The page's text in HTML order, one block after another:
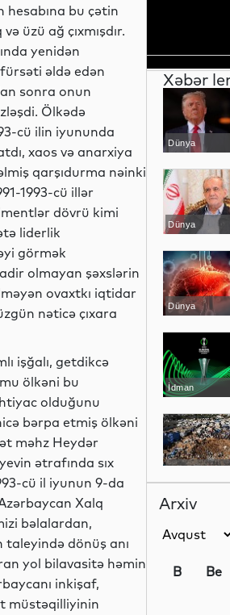
hesabına bu çətin
üzü ağ çıxmışdır.
yenidən
əldə edən
sonra onun
Ölkədə
cü ilin iyununda
xaos və anarxiya
qarşıdurma nəinki
1993-cü illər
dövrü kimi
liderlik
görmək
olmayan şəxslərin
ovaxtkı iqtidar
nəticə çıxara
işğalı, getdikcə
ölkəni bu
olduğunu
bərpa etmiş ölkəni
məhz Heydər
ətrafında sıx
cü il iyunun 9-da
Xalq
bəlalardan,
dönüş anı
yol bilavasitə həmin
inkişaf,
müstəqilliyinin
Xəbər
Dünya
Dünya
Dünya
İdman
Dünya
Arxiv
B Be